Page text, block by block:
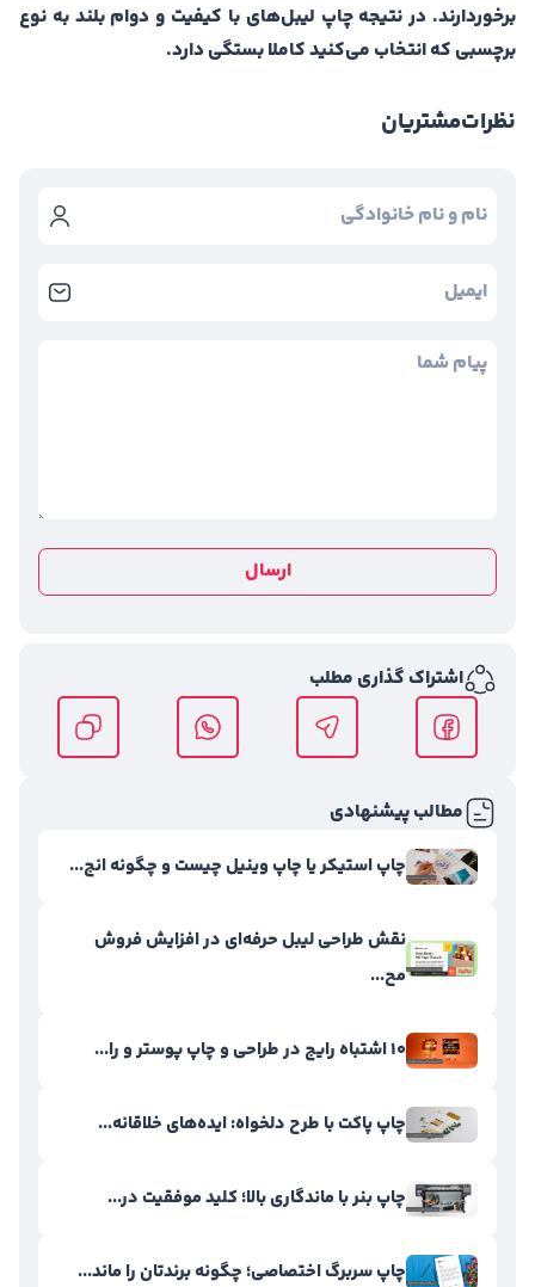
برخوردارند. در نتیجه چاپ لیبل‌های با کیفیت و دوام بلند به نوع
برچسبی که انتخاب می‌کنید کاملا بستگی دارد.
نظراتمشتریان
ارسال
اشتراک گذاری مطلب
مطالب پیشنهادی
چاپ استیکر یا چاپ وینیل چیست و چگونه انج...
نقش طراحی لیبل حرفه‌ای در افزایش فروش
مح...
۱۰ اشتباه رایج در طراحی و چاپ پوستر و را...
چاپ پاکت با طرح دلخواه: ایده‌های خلاقانه...
چاپ بنر با ماندگاری بالا؛ کلید موفقیت در...
چاپ سربرگ اختصاصی؛ چگونه برندتان را ماند...